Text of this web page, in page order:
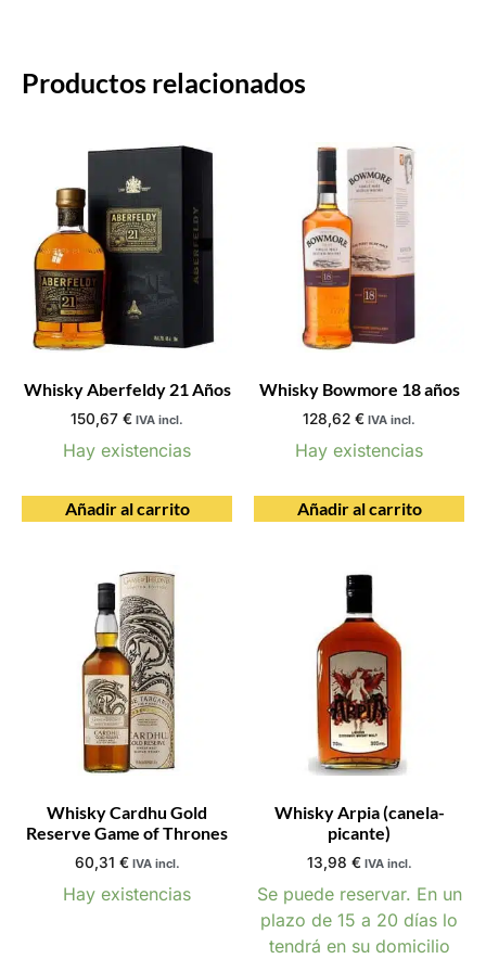
Productos relacionados
Whisky Aberfeldy 21 Años
150,67 € IVA incl.
Hay existencias
Añadir al carrito
Whisky Bowmore 18 años
128,62 € IVA incl.
Hay existencias
Añadir al carrito
Whisky Cardhu Gold
Reserve Game of Thrones
60,31 € IVA incl.
Hay existencias
Whisky Arpia (canela-
picante)
13,98 € IVA incl.
Se puede reservar. En un
plazo de 15 a 20 días lo
tendrá en su domicilio